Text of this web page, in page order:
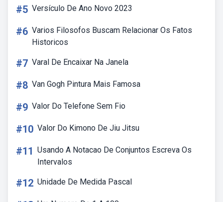
#5 Versículo De Ano Novo 2023
#6 Varios Filosofos Buscam Relacionar Os Fatos
Historicos
#7 Varal De Encaixar Na Janela
#8 Van Gogh Pintura Mais Famosa
#9 Valor Do Telefone Sem Fio
#10 Valor Do Kimono De Jiu Jitsu
#11 Usando A Notacao De Conjuntos Escreva Os
Intervalos
#12 Unidade De Medida Pascal